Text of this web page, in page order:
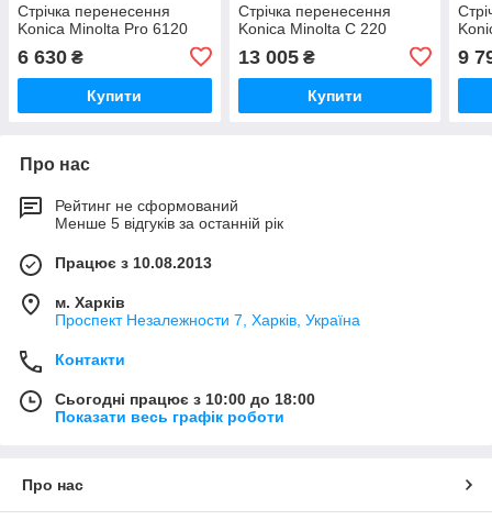
Стрічка перенесення
Konica Minolta Pro 6120
6 630 ₴
Купити
Стрічка перенесення
Konica Minolta C 220
13 005₴
Купити
9
Про нас
Рейтинг не сформований
Менше 5 відгуків за останній рік
Працює з 10.08.2013
м. Харків
Проспект Незалежности 7, Харків, Україна
Контакти
Сьогодні працює з 10:00 до 18:00
Показати весь графік роботи
Про нас